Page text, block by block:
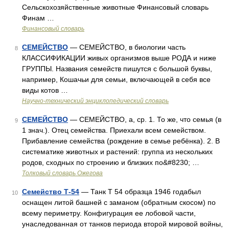
Сельскохозяйственные животные Финансовый словарь
Финам …
Финансовый словарь
8 СЕМЕЙСТВО — СЕМЕЙСТВО, в биологии часть
КЛАССИФИКАЦИИ живых организмов выше РОДА и ниже
ГРУППЫ. Названия семейств пишутся с большой буквы,
например, Кошачьи для семьи, включающей в себя все
виды котов …
Научно-технический энциклопедический словарь
9 СЕМЕЙСТВО — СЕМЕЙСТВО, а, ср. 1. То же, что семья (в
1 знач.). Отец семейства. Приехали всем семейством.
Прибавление семейства (рождение в семье ребёнка). 2. В
систематике животных и растений: группа из нескольких
родов, сходных по строению и близких по&#8230; …
Толковый словарь Ожегова
10 Семейство Т-54 — Танк Т 54 образца 1946 годабыл
оснащен литой башней с заманом (обратным скосом) по
всему периметру. Конфигурация ее лобовой части,
унаследованная от танков периода второй мировой войны,